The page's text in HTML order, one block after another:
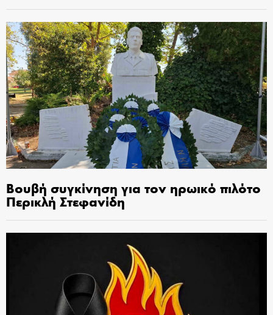
Βουβή συγκίνηση για τον ηρωικό πιλότο
Περικλή Στεφανίδη